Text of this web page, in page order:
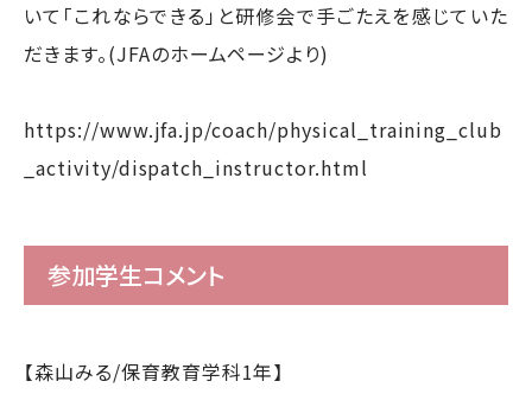
いて「これならできる」と研修会で手ごたえを感じていた
だきます。(JFAのホームページより)
https://www.jfa.jp/coach/physical_training_club
_activity/dispatch_instructor.html
参加学生コメント
【森山みる/保育教育学科1年】